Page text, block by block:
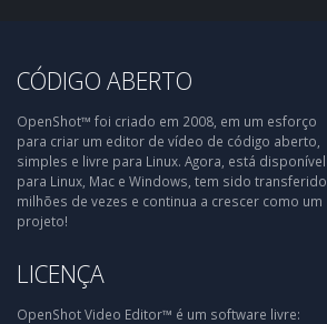
CÓDIGO ABERTO
OpenShot™ foi criado em 2008, em um esforço
para criar um editor de vídeo de código aberto,
simples e livre para Linux. Agora, está disponível
para Linux, Mac e Windows, tem sido transferido
milhões de vezes e continua a crescer como um
projeto!
LICENÇA
OpenShot Video Editor™ é um software livre: